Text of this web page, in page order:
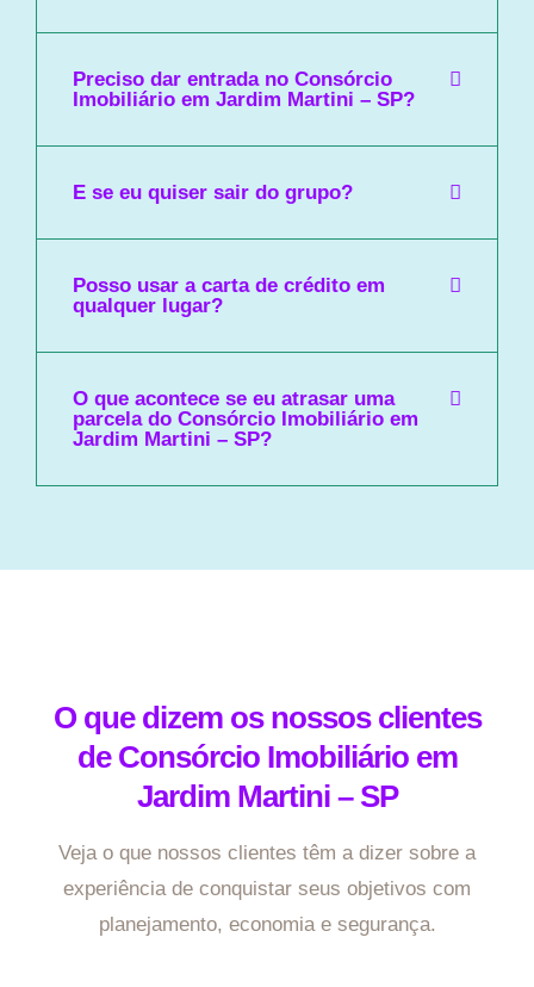
Preciso dar entrada no Consórcio
Imobiliário em Jardim Martini – SP?
E se eu quiser sair do grupo?
Posso usar a carta de crédito em
qualquer lugar?
O que acontece se eu atrasar uma
parcela do Consórcio Imobiliário em
Jardim Martini – SP?
O que dizem os nossos clientes
de Consórcio Imobiliário em
Jardim Martini – SP
Veja o que nossos clientes têm a dizer sobre a
experiência de conquistar seus objetivos com
planejamento, economia e segurança.